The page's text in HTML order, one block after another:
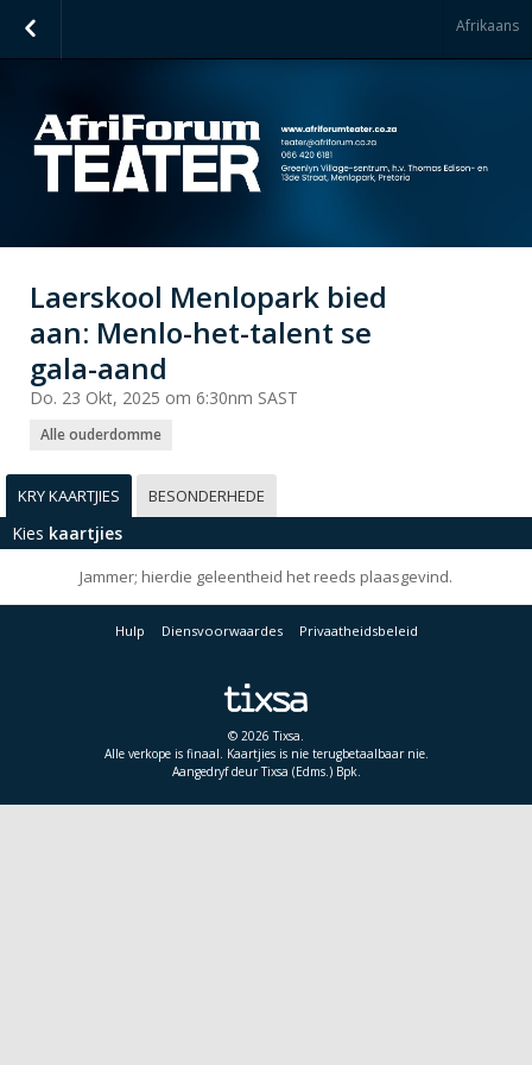
Afrikaans
Laerskool Menlopark bied
aan: Menlo-het-talent se
gala-aand
Do. 23 Okt, 2025 om 6:30nm SAST
Alle ouderdomme
KRY KAARTJIES BESONDERHEDE
Kies kaartjies
Jammer; hierdie geleentheid het reeds plaasgevind.
Hulp Diensvoorwaardes Privaatheidsbeleid
© 2026 Tixsa.
Alle verkope is finaal. Kaartjies is nie terugbetaalbaar nie.
Aangedryf deur Tixsa (Edms.) Bpk.